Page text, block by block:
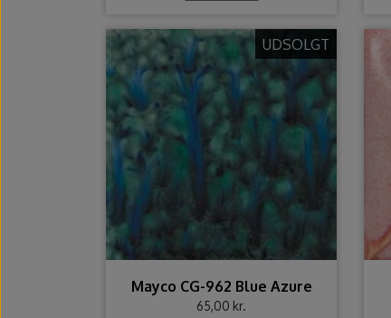
UDSOLGT
Mayco CG-962 Blue Azure
65,00 kr.